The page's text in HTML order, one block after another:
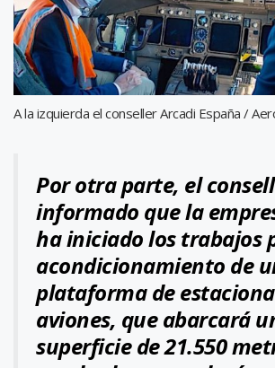
A la izquierda el conseller Arcadi España /
Por otra parte, el
informado que la
ha iniciado los trabajos
acondicionamiento de
plataforma de
aviones, que abarcará
superficie de 21.550